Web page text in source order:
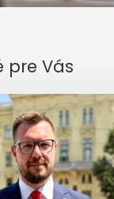
pre Vás